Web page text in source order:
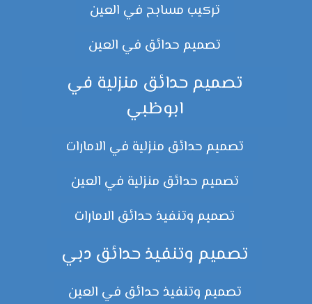
تركيب مسابح في العين
تصميم حدائق في العين
تصميم حدائق منزلية في
ابوظبي
تصميم حدائق منزلية في الامارات
تصميم حدائق منزلية في العين
تصميم وتنفيذ حدائق الامارات
تصميم وتنفيذ حدائق دبي
تصميم وتنفيذ حدائق في العين